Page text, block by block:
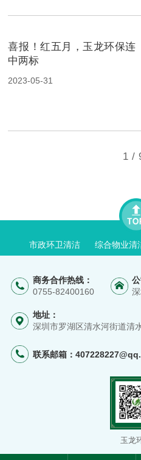
喜报！红五月，玉龙环保连
中两标
2023-05-31
1 /
市政环卫清洁 综合物业清
商务合作热线：
0755-82400160
地址：
深圳市罗湖区清水河街道清
联系邮箱：
玉龙